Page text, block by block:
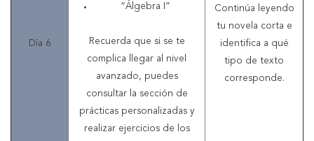
Día 6
“Álgebra I”
Recuerda que si se te
complica llegar al nivel
avanzado, puedes
consultar la sección de
prácticas personalizadas y
realizar ejercicios de los
Continúa leyendo
tu novela corta e
identifica a qué
tipo de texto
corresponde.